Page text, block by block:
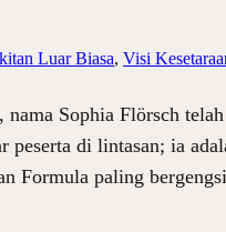
Luar Biasa, Visi
Sophia Flörsch
di lintasan; ia
Formula paling